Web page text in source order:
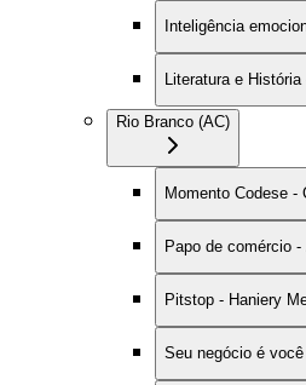
Inteligência
Literatura e
Rio Branco (AC)
Momento Codese -
Papo de comércio
Pitstop - Haniery
Seu negócio é